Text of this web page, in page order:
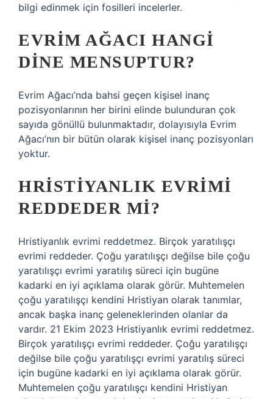
bilgi edinmek için fosilleri incelerler.
EVRIM AĞACI HANGI
DINE MENSUPTUR?
Evrim Ağacı’nda bahsi geçen kişisel inanç
pozisyonlarının her birini elinde bulunduran çok
sayıda gönüllü bulunmaktadır, dolayısıyla Evrim
Ağacı’nın bir bütün olarak kişisel inanç pozisyonları
yoktur.
HRISTIYANLIK EVRIMI
REDDEDER MI?
Hristiyanlık evrimi reddetmez. Birçok yaratılışçı
evrimi reddeder. Çoğu yaratılışçı değilse bile çoğu
yaratılışçı evrimi yaratılış süreci için bugüne
kadarki en iyi açıklama olarak görür. Muhtemelen
çoğu yaratılışçı kendini Hristiyan olarak tanımlar,
ancak başka inanç geleneklerinden olanlar da
vardır. 21 Ekim 2023 Hristiyanlık evrimi reddetmez.
Birçok yaratılışçı evrimi reddeder. Çoğu yaratılışçı
değilse bile çoğu yaratılışçı evrimi yaratılış süreci
için bugüne kadarki en iyi açıklama olarak görür.
Muhtemelen çoğu yaratılışçı kendini Hristiyan